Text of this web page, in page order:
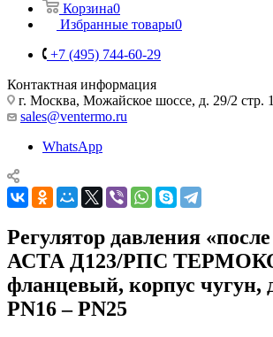
Корзина0
Избранные товары0
+7 (495) 744-60-29
Контактная информация
г. Москва, Можайское шоссе, д. 29/2 стр. 1
sales@ventermo.ru
WhatsApp
Регулятор давления «после
АСТА Д123/РПС
фланцевый, корпус чугун,
PN16 – PN25